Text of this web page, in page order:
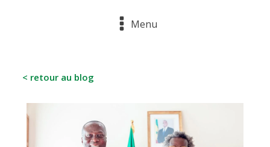
Menu
< retour au blog